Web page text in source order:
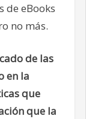
de eBooks
no más.
de las
en la
que
que la